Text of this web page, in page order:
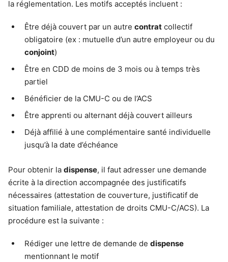
la réglementation. Les motifs acceptés incluent :
Être déjà couvert par un autre contrat collectif
obligatoire (ex : mutuelle d’un autre employeur ou du
conjoint)
Être en CDD de moins de 3 mois ou à temps très
partiel
Bénéficier de la CMU-C ou de l’ACS
Être apprenti ou alternant déjà couvert ailleurs
Déjà affilié à une complémentaire santé individuelle
jusqu’à la date d’échéance
Pour obtenir la dispense, il faut adresser une demande
écrite à la direction accompagnée des justificatifs
nécessaires (attestation de couverture, justificatif de
situation familiale, attestation de droits CMU-C/ACS). La
procédure est la suivante :
Rédiger une lettre de demande de dispense
mentionnant le motif